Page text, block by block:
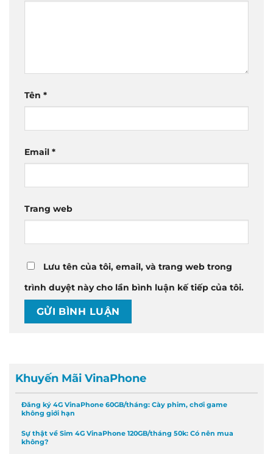
Tên *
Email *
Trang web
Lưu tên của tôi, email, và trang web trong
trình duyệt này cho lần bình luận kế tiếp của tôi.
Khuyến Mãi VinaPhone
Đăng ký 4G VinaPhone 60GB/tháng: Cày phim, chơi game
không giới hạn
Sự thật về Sim 4G VinaPhone 120GB/tháng 50k: Có nên mua
không?